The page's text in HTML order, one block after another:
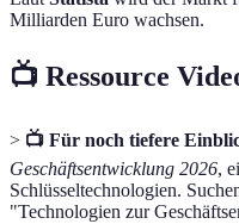
Milliarden Euro wachsen.
📺 Ressource
> 📺 Für noch tiefere
Geschäftsentwicklung 2026,
Schlüsseltechnologien.
"Technologien zur